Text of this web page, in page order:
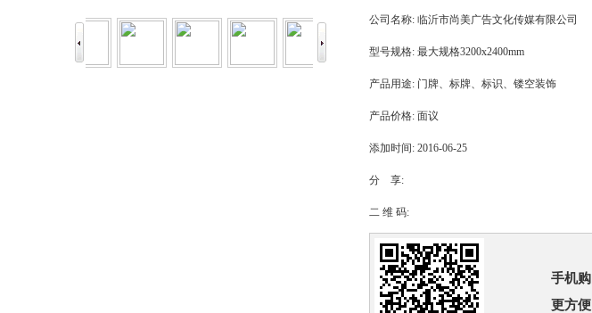
公司名称: 临沂市尚美广告文化传媒有限公司
型号规格: 最大规格3200x2400mm
产品用途: 门牌、标牌、标识、镂空装饰
产品价格: 面议
添加时间: 2016-06-25
分 享:
二 维 码:
手机购
更方便